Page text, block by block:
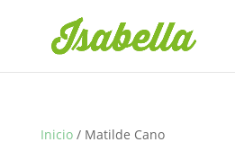
Inicio/ Matilde Cano